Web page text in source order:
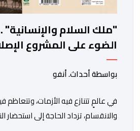
"ملك السلام
الضوء على المشروع
بواسطة أحداث. أنفو
في عالمٍ تتنازع فيه الأزمات، وتتعاظم
والانقسام، تزداد الحاجة إلى استحضار